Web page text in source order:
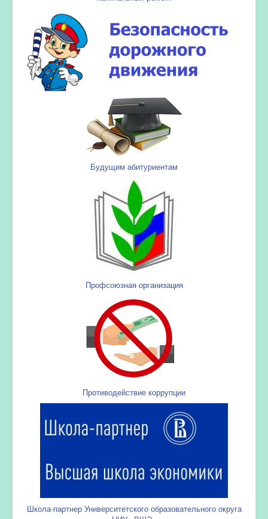
Будущим абитуриентам
Профсоюзная организация
Противодействие коррупции
Школа-партнер Университетского образовательного округа